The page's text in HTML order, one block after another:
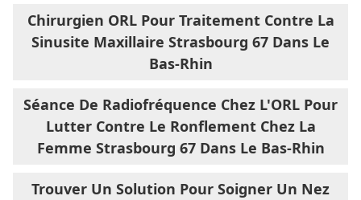
Chirurgien ORL Pour Traitement Contre La
Sinusite Maxillaire Strasbourg 67 Dans Le
Bas-Rhin
Séance De Radiofréquence Chez L'ORL Pour
Lutter Contre Le Ronflement Chez La
Femme Strasbourg 67 Dans Le Bas-Rhin
Trouver Un Solution Pour Soigner Un Nez